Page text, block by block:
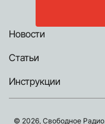
Новости
Статьи
Инструкции
© 2026, Свободное